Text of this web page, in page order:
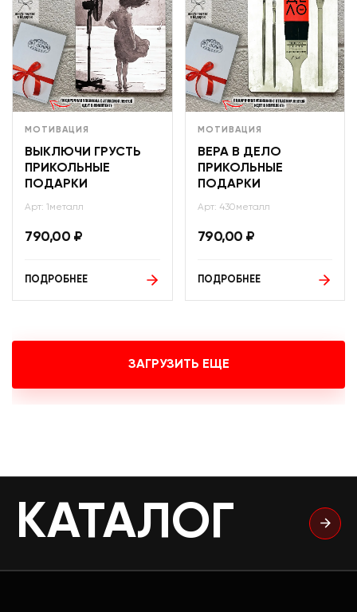
МОТИВАЦИЯ
ВЫКЛЮЧИ ГРУСТЬ
ПРИКОЛЬНЫЕ
ПОДАРКИ
Арт: 1металл
790,00 ₽
ПОДРОБНЕЕ
МОТИВАЦИЯ
ВЕРА В ДЕЛО
ПРИКОЛЬНЫЕ
ПОДАРКИ
Арт: 430металл
790,00 ₽
ПОДРОБНЕЕ
ЗАГРУЗИТЬ ЕЩЕ
КАТАЛОГ